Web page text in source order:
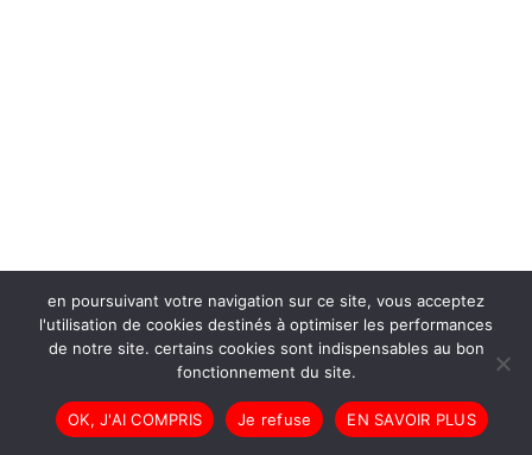
en poursuivant votre navigation sur ce site, vous acceptez
l'utilisation de cookies destinés à optimiser les performances
de notre site. certains cookies sont indispensables au bon
fonctionnement du site.
OK, J'AI COMPRIS Je refuse EN SAVOIR PLUS